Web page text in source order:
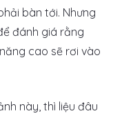
bàn tới. Nhưng
đánh giá rằng
cao sẽ rơi vào
này, thì liệu đâu